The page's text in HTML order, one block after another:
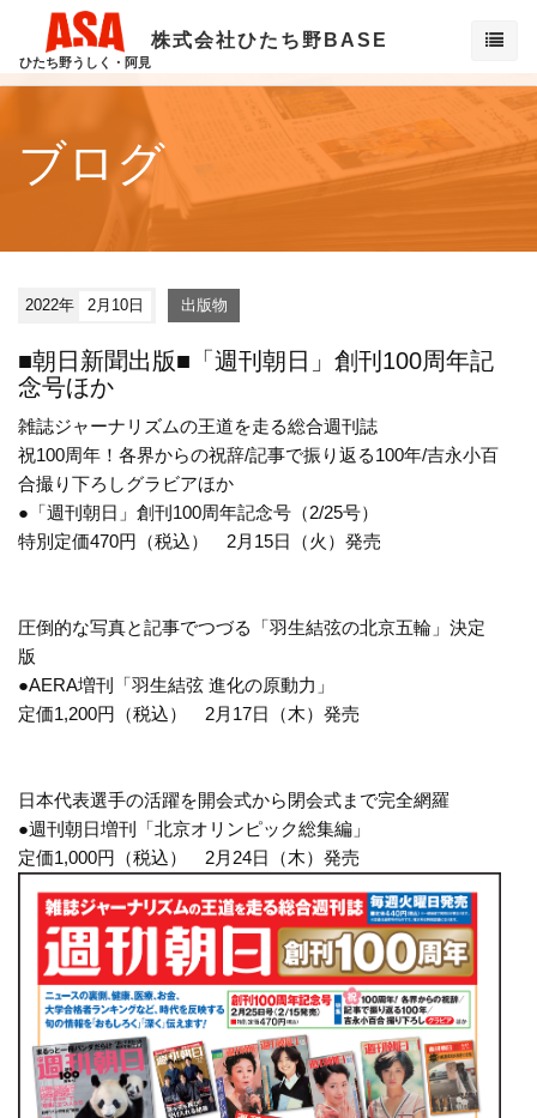
ひたち野うしく・阿見
株式会社ひたち野BASE
ブログ
2022年 2月10日 出版物
■朝日新聞出版■「週刊朝日」創刊100周年記
念号ほか
雑誌ジャーナリズムの王道を走る総合週刊誌
祝100周年！各界からの祝辞/記事で振り返る100年/吉永小百
合撮り下ろしグラビアほか
●「週刊朝日」創刊100周年記念号（2/25号）
特別定価470円（税込） 2月15日（火）発売
圧倒的な写真と記事でつづる「羽生結弦の北京五輪」決定
版
●AERA増刊「羽生結弦 進化の原動力」
定価1,200円（税込） 2月17日（木）発売
日本代表選手の活躍を開会式から閉会式まで完全網羅
●週刊朝日増刊「北京オリンピック総集編」
定価1,000円（税込） 2月24日（木）発売